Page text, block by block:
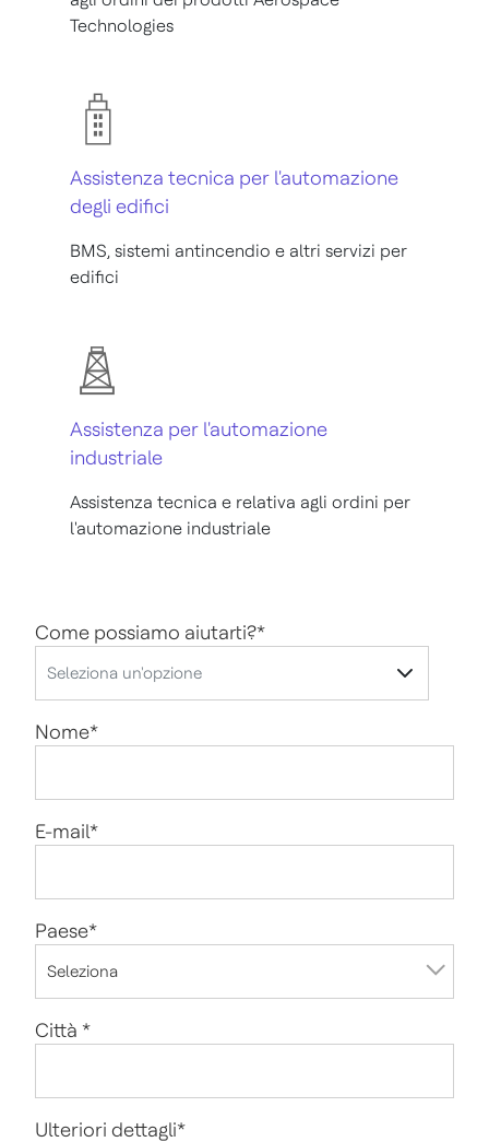
Technologies
Assistenza tecnica per l'automazione
degli edifici
BMS, sistemi antincendio e altri servizi per
edifici
Assistenza per l'automazione
industriale
Assistenza tecnica e relativa agli ordini per
l'automazione industriale
Come possiamo aiutarti?*
Nome*
E-mail*
Paese*
Città *
Ulteriori dettagli*